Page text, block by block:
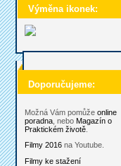
Výměna ikonek:
Doporučujeme:
Možná Vám pomůže online
poradna , nebo Magazín o
Praktickém životě
Filmy 2016 na Youtube.
Filmy ke stažení